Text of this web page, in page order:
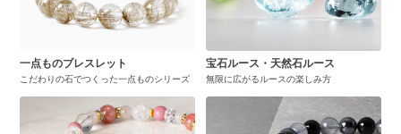
一点ものブレスレット
こだわりの石でつくった一点ものシリーズ
宝石ルース・天然石ルース
無限に広がるルースの楽しみ方